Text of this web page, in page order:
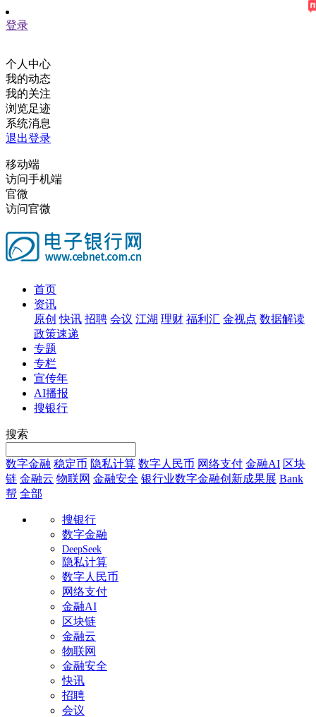
登录
个人中心
我的动态
我的关注
浏览足迹
系统消息
退出登录
移动端
访问手机端
官微
访问官微
首页
资讯
原创 快讯 招聘 会议 江湖 理财 福利汇 金视点 数据解读
政策速递
专题
专栏
宣传年
AI播报
搜银行
搜索
数字金融 稳定币 隐私计算 数字人民币 网络支付 金融AI 区块
链 金融云 物联网 金融安全 银行业数字金融创新成果展 Bank
帮 全部
搜银行
数字金融
DeepSeek
隐私计算
数字人民币
网络支付
金融AI
区块链
金融云
物联网
金融安全
快讯
招聘
会议